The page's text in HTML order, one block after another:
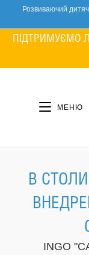
content
Розвиваючий
ПІДТРИМУЄМО
МЕНЮ
В
INGO